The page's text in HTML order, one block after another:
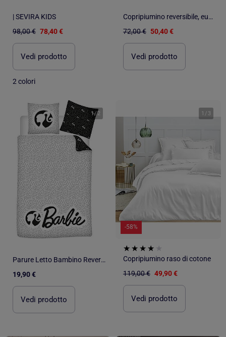
| SEVIRA KIDS
98,00 € 78,40 €
Vedi prodotto
2 colori
Copripiumino reversibile, eucalipto | SEVIRA KIDS
72,00 € 50,40 €
Vedi prodotto
1/2
Parure Letto Bambino Reversibile Elegante
19,90 €
Vedi prodotto
1 / 3
-58%
Copripiumino raso di cotone
119,00 € 49,90 €
Vedi prodotto